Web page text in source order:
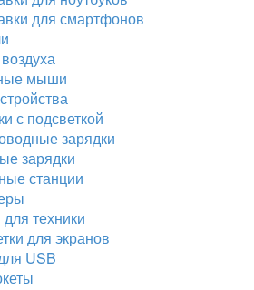
для смартфонов
мыши
с подсветкой
зарядки
зарядки
станции
техники
для экранов
USB